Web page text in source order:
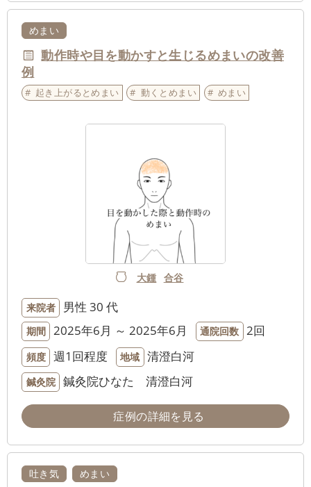
めまい
動作時や目を動かすと生じるめまいの改善
例
起き上がるとめまい 動くとめまい めまい
大鍾 合谷
来院者 男性 30 代
期間 2025年6月 ～ 2025年6月 通院回数 2回
頻度 週1回程度 地域 清澄白河
鍼灸院 鍼灸院ひなた 清澄白河
症例の詳細を見る
吐き気 めまい